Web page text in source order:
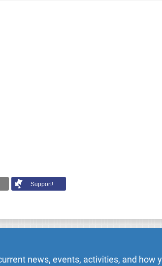
Support!
news, events, activities, and how